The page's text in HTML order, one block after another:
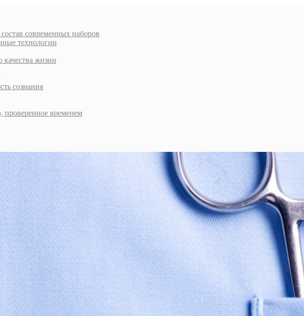
современных наборов
технологии
качества жизни
сознания
проверенное временем